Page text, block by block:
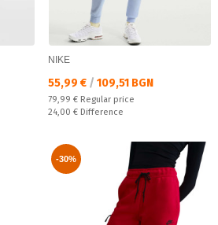
NIKE
Текуща цена:
55,99 € / 109,51 BGN
Regular price:
79,99 € Regular price
Спестявате:
24,00 € Difference
-30%